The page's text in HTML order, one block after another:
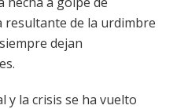
resultante de la urdimbre
dejan
y la crisis se ha vuelto